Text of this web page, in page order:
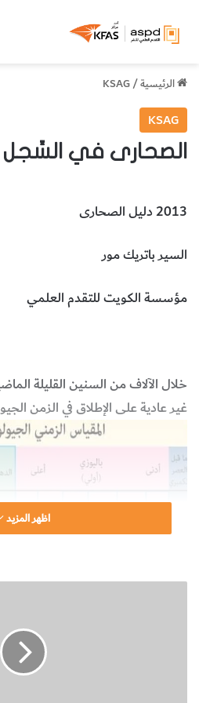
الرئيسية/
KSAG
KSAG
الصحارى في
2013 دليل الصحارى
السير باتريك مور
مؤسسة الكويت للتقدم العلمي
خلال الآلاف من السنين القليلة
غير عادية على الإطلاق في الزمن
اظهر المزيد